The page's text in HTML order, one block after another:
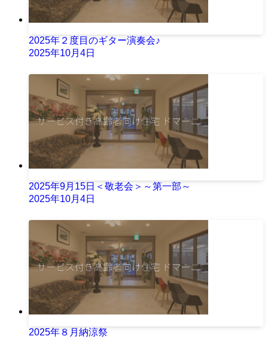
2025年２度目のギター演奏会♪
2025年10月4日
2025年9月15日＜敬老会＞～第一部～
2025年10月4日
2025年８月納涼祭